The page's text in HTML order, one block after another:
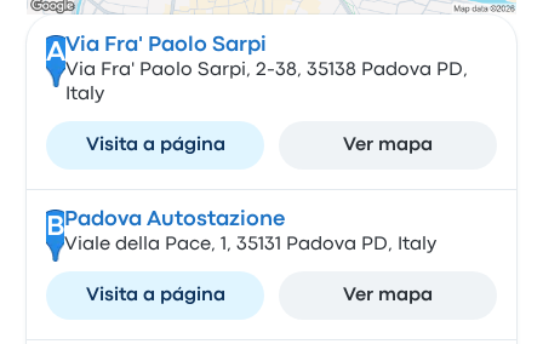
AVia Fra' Paolo Sarpi
Via Fra' Paolo Sarpi, 2-38, 35138 Padova PD,
Italy
Visita a página Ver mapa
B Padova Autostazione
Viale della Pace, 1, 35131 Padova PD, Italy
Visita a página Ver mapa